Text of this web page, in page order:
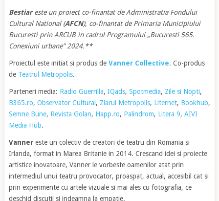
Bestiareste un proiect co-finantat de Administratia Fondului
Cultural National (AFCN), co-finantat de Primaria Municipiului
Bucuresti prin ARCUB in cadrul Programului „Bucuresti 565.
Conexiuni urbane” 2024.**
Proiectul este initiat si produs de Vanner Collective. Co-produs
de Teatrul Metropolis.
Parteneri media: Radio Guerrilla, IQads, Spotmedia, Zile si Nopti,
B365.ro, Observator Cultural , Ziarul Metropolis, Liternet, Bookhub,
Semne Bune, Revista Golan, Happ.ro, Palindrom, Litera 9, AIVI
Media Hub.
Vanner este un colectiv de creatori de teatru din Romania si
Irlanda, format in Marea Britanie in 2014. Crescand idei si proiecte
artistice inovatoare, Vanner le vorbeste oamenilor atat prin
intermediul unui teatru provocator, proaspat, actual, accesibil cat si
prin experimente cu artele vizuale si mai ales cu fotografia, ce
deschid discutii si indeamna la empatie.